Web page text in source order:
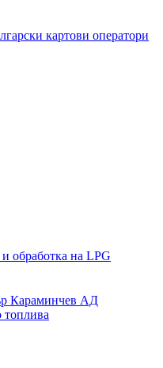
картови оператори
и обработка на LPG
Караминчев АД
топлива